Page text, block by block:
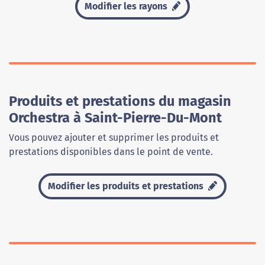
Modifier les rayons
Produits et prestations du magasin
Orchestra à Saint-Pierre-Du-Mont
Vous pouvez ajouter et supprimer les produits et
prestations disponibles dans le point de vente.
Modifier les produits et prestations